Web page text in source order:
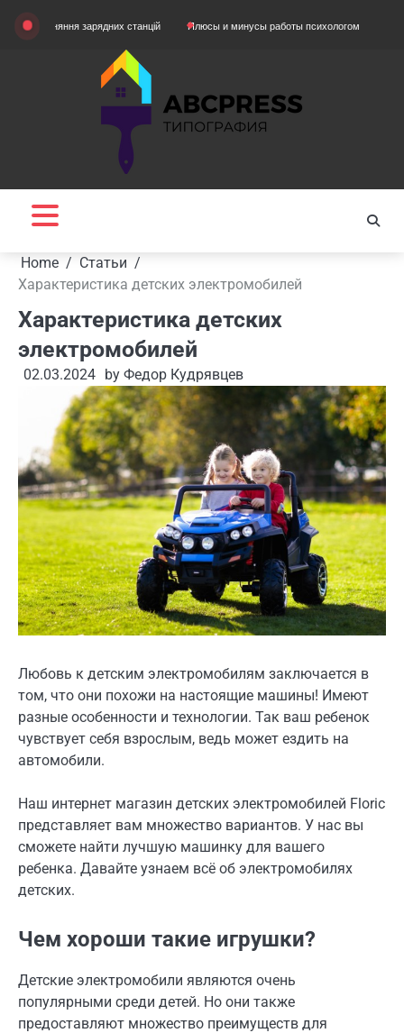
Skip
зарядних станцій Плюсы и минусы работы психологом Домашняя
Home
Статьи
Характеристика детских электромобилей
Характеристика детских
электромобилей
02.03.2024 by Федор Кудрявцев
Любовь к детским электромобилям заключается в
том, что они похожи на настоящие машины! Имеют
разные особенности и технологии. Так ваш ребенок
чувствует себя взрослым, ведь может ездить на
автомобили.
Наш интернет магазин детских электромобилей Floric
представляет вам множество вариантов. У нас вы
сможете найти лучшую машинку для вашего
ребенка. Давайте узнаем всё об электромобилях
детских.
Чем хороши такие игрушки?
Детские электромобили являются очень
популярными среди детей. Но они также
предоставляют множество преимуществ для